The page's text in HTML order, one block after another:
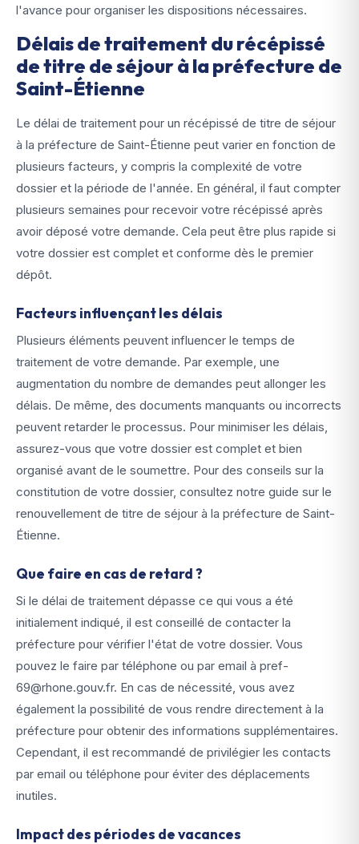
l'avance pour organiser les dispositions nécessaires.
Délais de traitement du récépissé
de titre de séjour à la préfecture de
Saint-Étienne
Le délai de traitement pour un récépissé de titre de séjour
à la préfecture de Saint-Étienne peut varier en fonction de
plusieurs facteurs, y compris la complexité de votre
dossier et la période de l'année. En général, il faut compter
plusieurs semaines pour recevoir votre récépissé après
avoir déposé votre demande. Cela peut être plus rapide si
votre dossier est complet et conforme dès le premier
dépôt.
Facteurs influençant les délais
Plusieurs éléments peuvent influencer le temps de
traitement de votre demande. Par exemple, une
augmentation du nombre de demandes peut allonger les
délais. De même, des documents manquants ou incorrects
peuvent retarder le processus. Pour minimiser les délais,
assurez-vous que votre dossier est complet et bien
organisé avant de le soumettre. Pour des conseils sur la
constitution de votre dossier, consultez notre guide sur le
renouvellement de titre de séjour à la préfecture de Saint-
Étienne.
Que faire en cas de retard ?
Si le délai de traitement dépasse ce qui vous a été
initialement indiqué, il est conseillé de contacter la
préfecture pour vérifier l'état de votre dossier. Vous
pouvez le faire par téléphone ou par email à pref-
69@rhone.gouv.fr. En cas de nécessité, vous avez
également la possibilité de vous rendre directement à la
préfecture pour obtenir des informations supplémentaires.
Cependant, il est recommandé de privilégier les contacts
par email ou téléphone pour éviter des déplacements
inutiles.
Impact des périodes de vacances